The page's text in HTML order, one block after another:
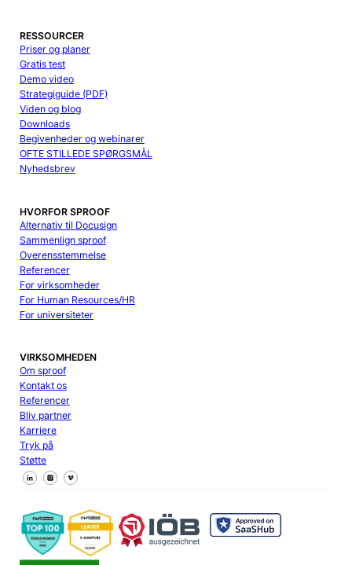
RESSOURCER
Priser og planer
Gratis test
Demo video
Strategiguide (PDF)
Viden og blog
Downloads
Begivenheder og webinarer
OFTE STILLEDE SPØRGSMÅL
Nyhedsbrev
HVORFOR SPROOF
Alternativ til Docusign
Sammenlign sproof
Overensstemmelse
Referencer
For virksomheder
For Human Resources/HR
For universiteter
VIRKSOMHEDEN
Om sproof
Kontakt os
Referencer
Bliv partner
Karriere
Tryk på
Støtte
Følg os på Facebook
Følg os på X
Følg os på LinkedIn